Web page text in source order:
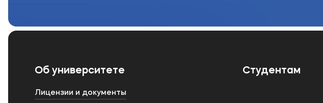
Об университете
Лицензии и документы
Студентам